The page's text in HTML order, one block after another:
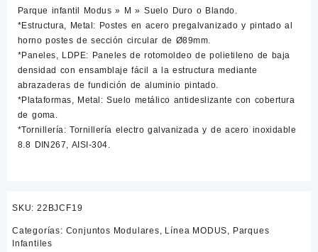
Parque infantil Modus » M » Suelo Duro o Blando.
*Estructura, Metal: Postes en acero pregalvanizado y pintado al
horno postes de sección circular de Ø89mm.
*Paneles, LDPE: Paneles de rotomoldeo de polietileno de baja
densidad con ensamblaje fácil a la estructura mediante
abrazaderas de fundición de aluminio pintado.
*Plataformas, Metal: Suelo metálico antideslizante con cobertura
de goma.
*Tornillería: Tornillería electro galvanizada y de acero inoxidable
8.8 DIN267, AISI-304.
SKU: 22BJCF19
Categorías: Conjuntos Modulares Línea MODUS
Parques
Infantiles